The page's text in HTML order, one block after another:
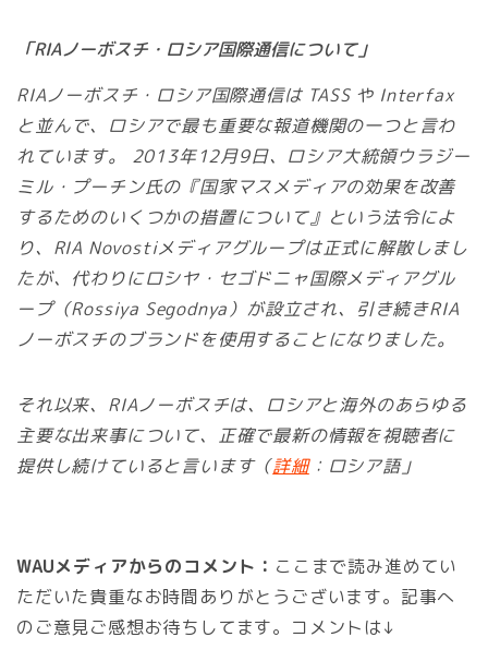
「RIAノーボスチ・ロシア国際通信について」
RIAノーボスチ・ロシア国際通信は TASS や Interfax
と並んで、ロシアで最も重要な報道機関の一つと言わ
れています。 2013年12月9日、ロシア大統領ウラジー
ミル・プーチン氏の『国家マスメディアの効果を改善
するためのいくつかの措置について』という法令によ
り、RIA Novostiメディアグループは正式に解散しまし
たが、代わりにロシヤ・セゴドニャ国際メディアグル
ープ（Rossiya Segodnya）が設立され、引き続きRIA
ノーボスチのブランドを使用することになりました。
それ以来、RIAノーボスチは、ロシアと海外のあらゆる
主要な出来事について、正確で最新の情報を視聴者に
提供し続けていると言います（詳細：ロシア語」
WAUメディアからのコメント： ここまで読み進めてい
ただいた貴重なお時間ありがとうございます。記事へ
のご意見ご感想お待ちしてます。コメントは↓